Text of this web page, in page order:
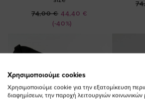
(-40%)
Ειδική
Τιμή
44,40 €
74,00 €
Χρησιμοποιούμε cookies
Χρησιμοποιούμε cookie για την εξατομίκευση
διαφημίσεων, την παροχή λειτουργιών